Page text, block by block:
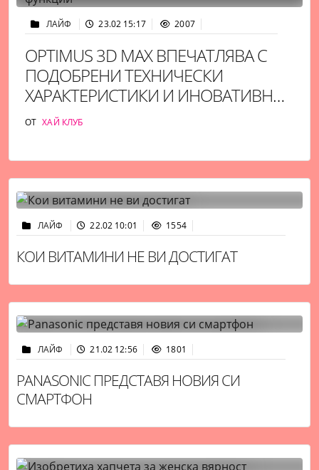
ЛАЙФ 23.02 15:17 2007
OPTIMUS 3D MAX ВПЕЧАТЛЯВА С
ПОДОБРЕНИ ТЕХНИЧЕСКИ
ХАРАКТЕРИСТИКИ И ИНОВАТИВНИ
ФУНКЦИИ
ОТ ХАЙ КЛУБ
ЛАЙФ 22.02 10:01 1554
КОИ ВИТАМИНИ НЕ ВИ ДОСТИГАТ
ЛАЙФ 21.02 12:56 1801
PANASONIC ПРЕДСТАВЯ НОВИЯ СИ
СМАРТФОН